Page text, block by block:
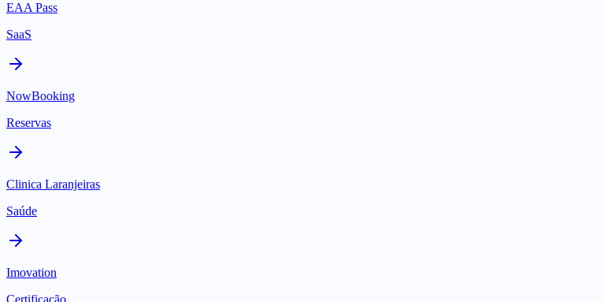
EAA Pass
SaaS
NowBooking
Reservas
Clinica Laranjeiras
Saúde
Imovation
Certificação